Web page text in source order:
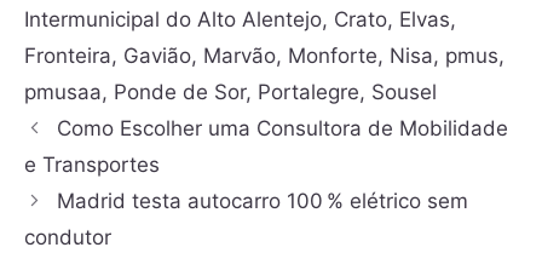
Intermunicipal do Alto Alentejo, Crato, Elvas,
Fronteira, Gavião, Marvão, Monforte, Nisa, pmus,
pmusaa, Ponde de Sor, Portalegre, Sousel
Como Escolher uma Consultora de Mobilidade
e Transportes
Madrid testa autocarro 100 % elétrico sem
condutor